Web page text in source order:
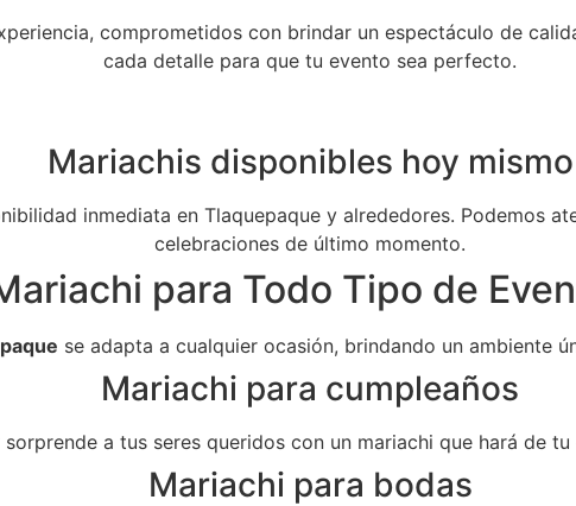
comprometidos con brindar un espectáculo de
cada detalle para que tu evento sea perfecto.
Mariachis disponibles hoy mismo
inmediata en Tlaquepaque y alrededores. Podemos
celebraciones de último momento.
para Todo Tipo de
se adapta a cualquier ocasión, brindando un ambiente
Mariachi para cumpleaños
a tus seres queridos con un mariachi que hará de
Mariachi para bodas